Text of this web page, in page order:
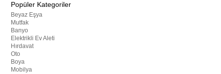
Popüler Kategoriler
Beyaz Eşya
Mutfak
Banyo
Elektrikli Ev Aleti
Hırdavat
Oto
Boya
Mobilya